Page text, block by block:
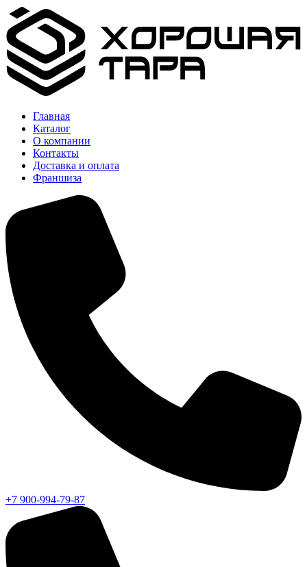
Главная
Каталог
О компании
Контакты
Доставка и оплата
Франшиза
+7 900-994-79-87